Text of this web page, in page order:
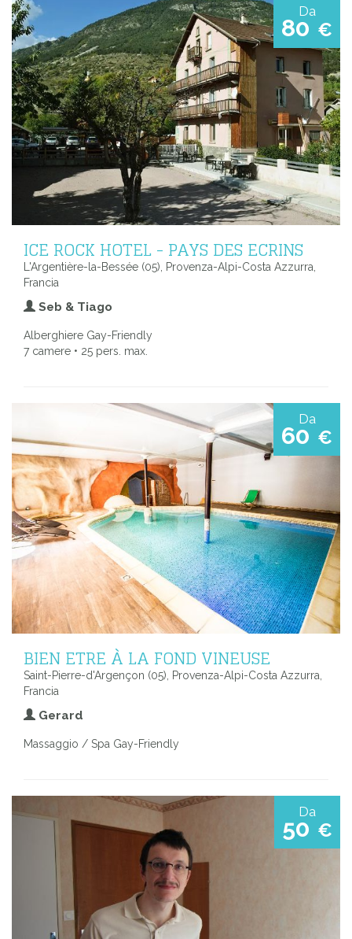
Da
80 €
ICE ROCK HOTEL - PAYS DES ECRINS
L'Argentière-la-Bessée (05), Provenza-Alpi-Costa Azzurra,
Francia
Seb & Tiago
Alberghiere Gay-Friendly
7 camere • 25 pers. max.
Da
60 €
BIEN ETRE À LA FOND VINEUSE
Saint-Pierre-d'Argençon (05), Provenza-Alpi-Costa Azzurra,
Francia
Gerard
Massaggio / Spa Gay-Friendly
Da
50 €